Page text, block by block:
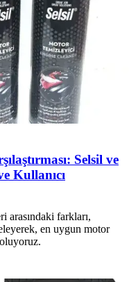
Selsil ve
Kullanıcı
arasındaki farkları,
en uygun motor